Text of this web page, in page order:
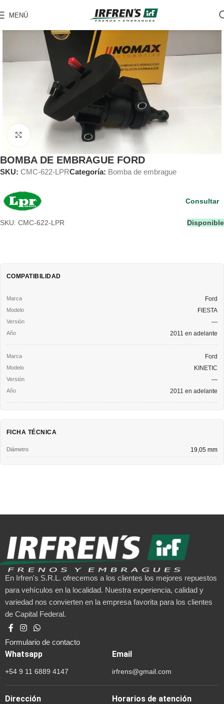
MENÚ
Clic para ampliar
BOMBA DE EMBRAGUE FORD
SKU: CMC-622-LPRCategoría: Bomba de embrague
SKU: CMC-622-LPR Disponible
Consultar
COMPATIBILIDAD
Ford
FIESTA
—
2011 en adelante
Ford
KINETIC
—
2011 en adelante
FICHA TÉCNICA
Diámetro 19,05 mm
En Irfren's S.R.L. ofrecemos a los clientes los mejores repuestos
para vehículos en la localidad. Nuestra experiencia, calidad y
variedad nos convierten en la empresa favorita para los clientes
de Capital Federal.
Formulario de contacto
Whatsapp
+54 9 11 6889 4147
Email
irfrens@gmail.com
Dirección Horarios de atención